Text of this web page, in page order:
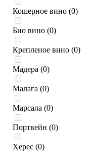
Кошерное вино (0)
Био вино (0)
Крепленое вино (0)
Мадера (0)
Малага (0)
Марсала (0)
Портвейн (0)
Херес (0)